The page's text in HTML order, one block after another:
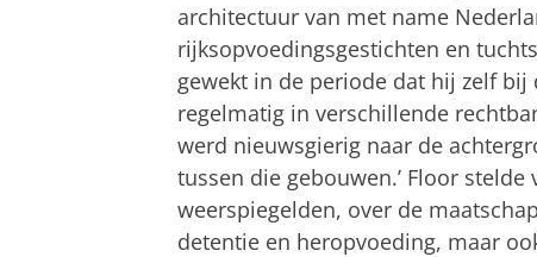
architectuur van met name
rijksopvoedingsgestichten en
gewekt in de periode dat hij zelf bij
regelmatig in verschillende
werd nieuwsgierig naar de
tussen die gebouwen.’ Floor
weerspiegelden, over de
detentie en heropvoeding, maar